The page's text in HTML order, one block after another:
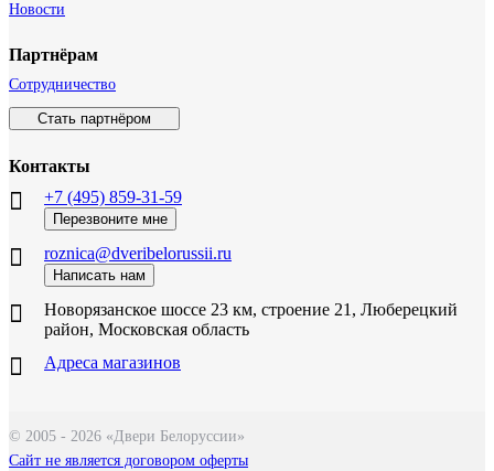
Новости
Партнёрам
Сотрудничество
Стать партнёром
Контакты
+7 (495) 859-31-59
Перезвоните мне
roznica@dveribelorussii.ru
Написать нам
Новорязанское шоссе 23 км, строение 21, Люберецкий
район, Московская область
Адреса магазинов
© 2005 - 2026 «Двери Белоруссии»
Сайт не является договором оферты